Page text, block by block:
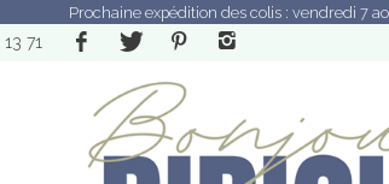
Prochaine expédition des colis : vendredi 7
71